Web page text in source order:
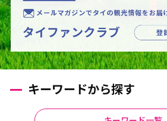
キーワードから探す